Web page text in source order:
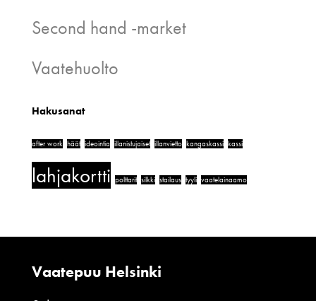
Second hand -market
Vaatehuolto
Hakusanat
after work häät ideointia illanistujaiset illanvietto kangaskassi kassi
lahjakortti polttarit silkki stailaus tyyli vaatelainaamo
Vaatepuu Helsinki